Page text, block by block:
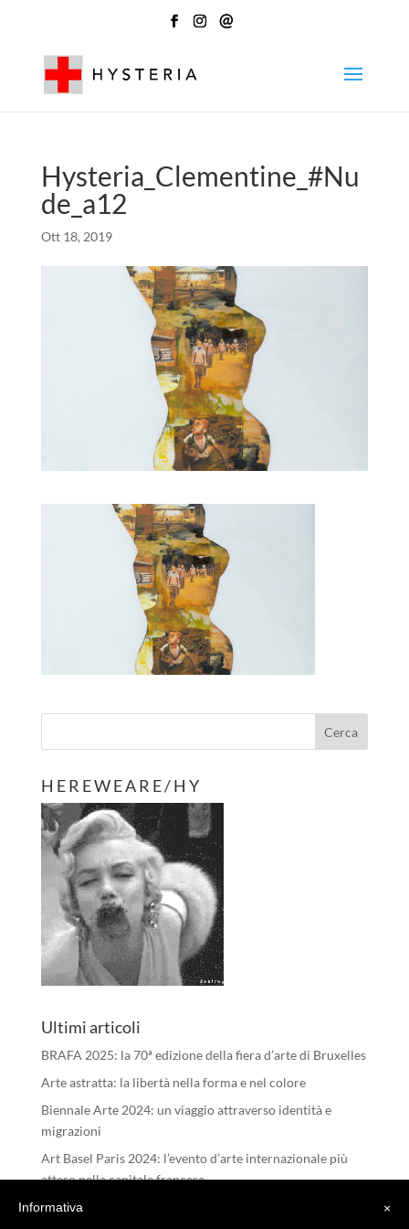
@
Hysteria_Clementine_#Nu
de_a12
Ott 18, 2019
H E R E W E A R E / H Y
Ultimi articoli
BRAFA 2025: la 70ª edizione della fiera d’arte di Bruxelles
Arte astratta: la libertà nella forma e nel colore
Biennale Arte 2024: un viaggio attraverso identità e
migrazioni
Art Basel Paris 2024: l’evento d’arte internazionale più
atteso nella capitale francese
I RIFLESSI DELL’ANIMA – Michele Tombolini
×
Informativa